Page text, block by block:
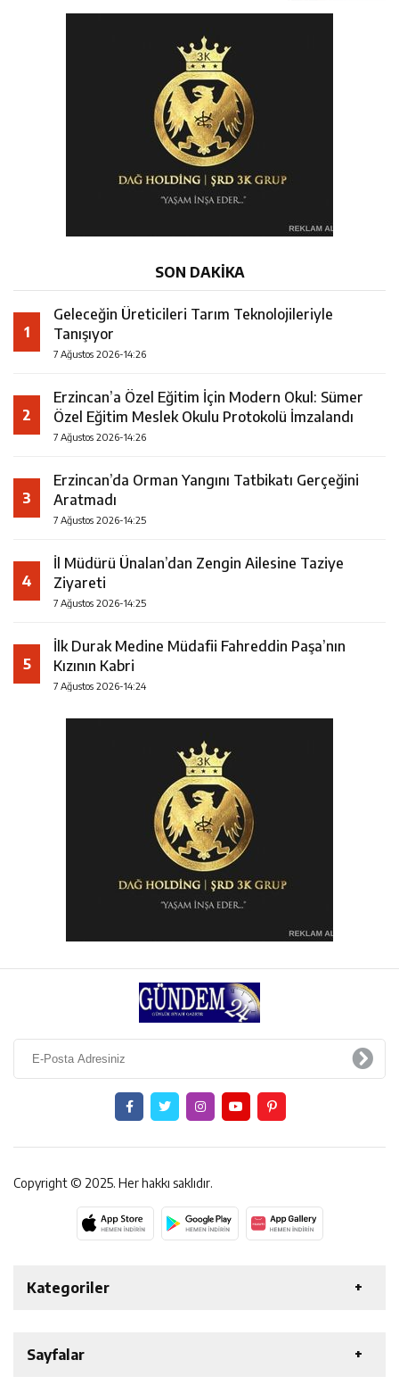
SON DAKİKA
1
Geleceğin Üreticileri Tarım Teknolojileriyle
Tanışıyor
7 Ağustos 2026-14:26
2
Erzincan’a Özel Eğitim İçin Modern Okul: Sümer
Özel Eğitim Meslek Okulu Protokolü İmzalandı
7 Ağustos 2026-14:26
3
Erzincan’da Orman Yangını Tatbikatı Gerçeğini
Aratmadı
7 Ağustos 2026-14:25
4
İl Müdürü Ünalan’dan Zengin Ailesine Taziye
Ziyareti
7 Ağustos 2026-14:25
5
İlk Durak Medine Müdafii Fahreddin Paşa’nın
Kızının Kabri
7 Ağustos 2026-14:24
Copyright © 2025. Her hakkı saklıdır.
Kategoriler
EKONOMİ
Sayfalar